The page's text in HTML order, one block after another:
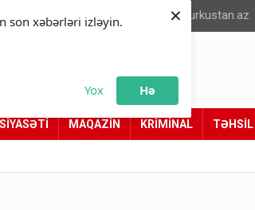
son xəbərləri izləyin.
Yox Hə
×
(012) 449 94 05 info@turkustan.az
MAQAZİN KRİMİNAL TƏHSİL